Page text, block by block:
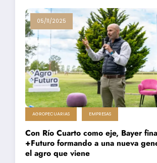
05/11/2025
AGROPECUARIAS EMPRESAS
Con Río Cuarto como eje, Bayer
+Futuro formando a una nueva
el agro que viene